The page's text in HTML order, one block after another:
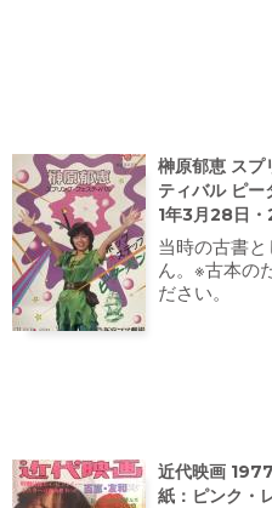
榊原郁恵 スプ
ティバル ピ
1年3月28日
当時の古書
ん。※古本の
ださい。
近代映画
紙：ピンク・